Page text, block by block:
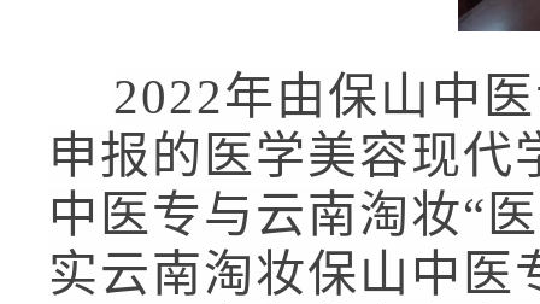
2022年由保山中
申报的医学美容现代
中医专与云南淘妆“
实云南淘妆保山中医